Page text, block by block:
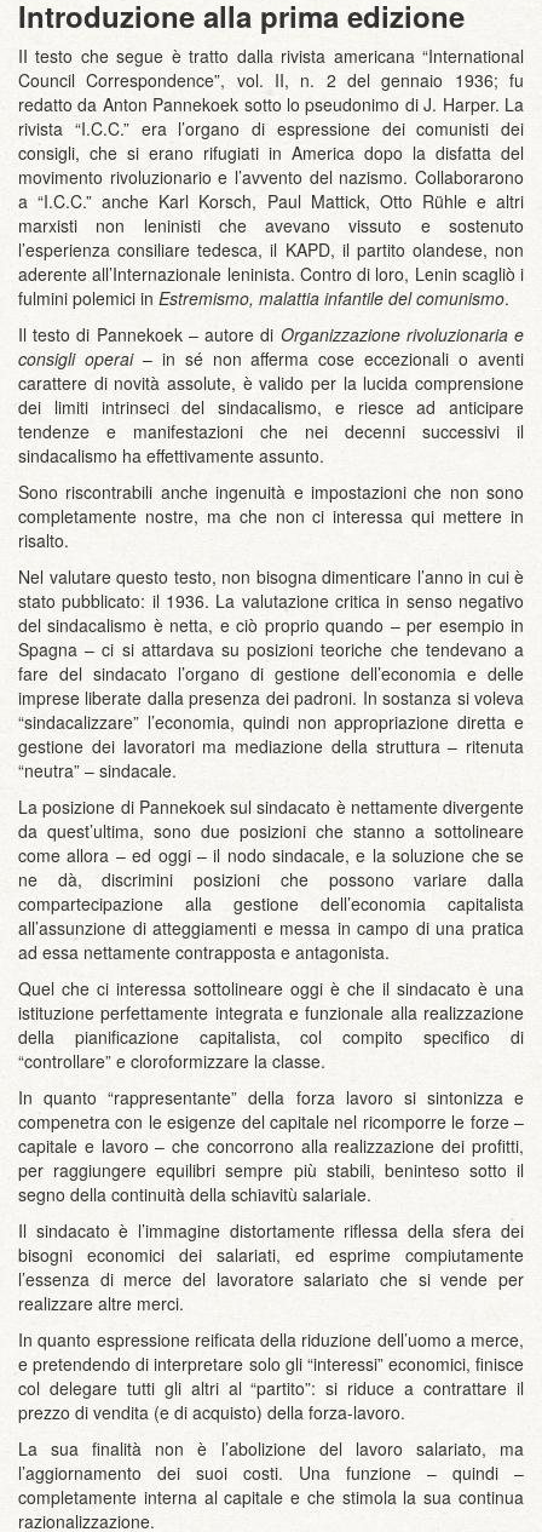
Introduzione alla prima edizione
II testo che segue è tratto dalla rivista americana “International
Council Correspondence”, vol. II, n. 2 del gennaio 1936; fu
redatto da Anton Pannekoek sotto lo pseudonimo di J. Harper. La
rivista “I.C.C.” era l’organo di espressione dei comunisti dei
consigli, che si erano rifugiati in America dopo la disfatta del
movimento rivoluzionario e l’avvento del nazismo. Collaborarono
a “I.C.C.” anche Karl Korsch, Paul Mattick, Otto Rühle e altri
marxisti non leninisti che avevano vissuto e sostenuto
l’esperienza consiliare tedesca, il KAPD, il partito olandese, non
aderente all’Internazionale leninista. Contro di loro, Lenin scagliò i
fulmini polemici in Estremismo, malattia infantile del comunismo.
Il testo di Pannekoek – autore di Organizzazione rivoluzionaria e
consigli operai– in sé non afferma cose eccezionali o aventi
carattere di novità assolute, è valido per la lucida comprensione
dei limiti intrinseci del sindacalismo, e riesce ad anticipare
tendenze e manifestazioni che nei decenni successivi il
sindacalismo ha effettivamente assunto.
Sono riscontrabili anche ingenuità e impostazioni che non sono
completamente nostre, ma che non ci interessa qui mettere in
risalto.
Nel valutare questo testo, non bisogna dimenticare l’anno in cui è
stato pubblicato: il 1936. La valutazione critica in senso negativo
del sindacalismo è netta, e ciò proprio quando – per esempio in
Spagna – ci si attardava su posizioni teoriche che tendevano a
fare del sindacato l’organo di gestione dell’economia e delle
imprese liberate dalla presenza dei padroni. In sostanza si voleva
“sindacalizzare” l’economia, quindi non appropriazione diretta e
gestione dei lavoratori ma mediazione della struttura – ritenuta
“neutra” – sindacale.
La posizione di Pannekoek sul sindacato è nettamente divergente
da quest’ultima, sono due posizioni che stanno a sottolineare
come allora – ed oggi – il nodo sindacale, e la soluzione che se
ne dà, discrimini posizioni che possono variare dalla
compartecipazione alla gestione dell’economia capitalista
all’assunzione di atteggiamenti e messa in campo di una pratica
ad essa nettamente contrapposta e antagonista.
Quel che ci interessa sottolineare oggi è che il sindacato è una
istituzione perfettamente integrata e funzionale alla realizzazione
della pianificazione capitalista, col compito specifico di
“controllare” e cloroformizzare la classe.
In quanto “rappresentante” della forza lavoro si sintonizza e
compenetra con le esigenze del capitale nel ricomporre le forze –
capitale e lavoro – che concorrono alla realizzazione dei profitti,
per raggiungere equilibri sempre più stabili, beninteso sotto il
segno della continuità della schiavitù salariale.
Il sindacato è l’immagine distortamente riflessa della sfera dei
bisogni economici dei salariati, ed esprime compiutamente
l’essenza di merce del lavoratore salariato che si vende per
realizzare altre merci.
In quanto espressione reificata della riduzione dell’uomo a merce,
e pretendendo di interpretare solo gli “interessi” economici, finisce
col delegare tutti gli altri al “partito”: si riduce a contrattare il
prezzo di vendita (e di acquisto) della forza-lavoro.
La sua finalità non è l’abolizione del lavoro salariato, ma
l’aggiornamento dei suoi costi. Una funzione – quindi –
completamente interna al capitale e che stimola la sua continua
razionalizzazione.